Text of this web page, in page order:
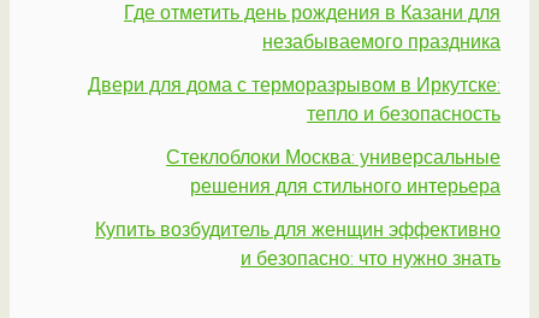
Где отметить день рождения в Казани для
незабываемого праздника
Двери для дома с терморазрывом в Иркутске:
тепло и безопасность
Стеклоблоки Москва: универсальные
решения для стильного интерьера
Купить возбудитель для женщин эффективно
и безопасно: что нужно знать